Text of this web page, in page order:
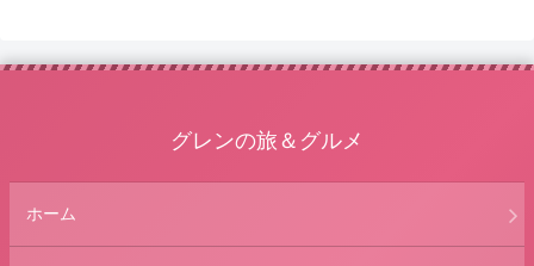
グレンの旅＆グルメ
ホーム